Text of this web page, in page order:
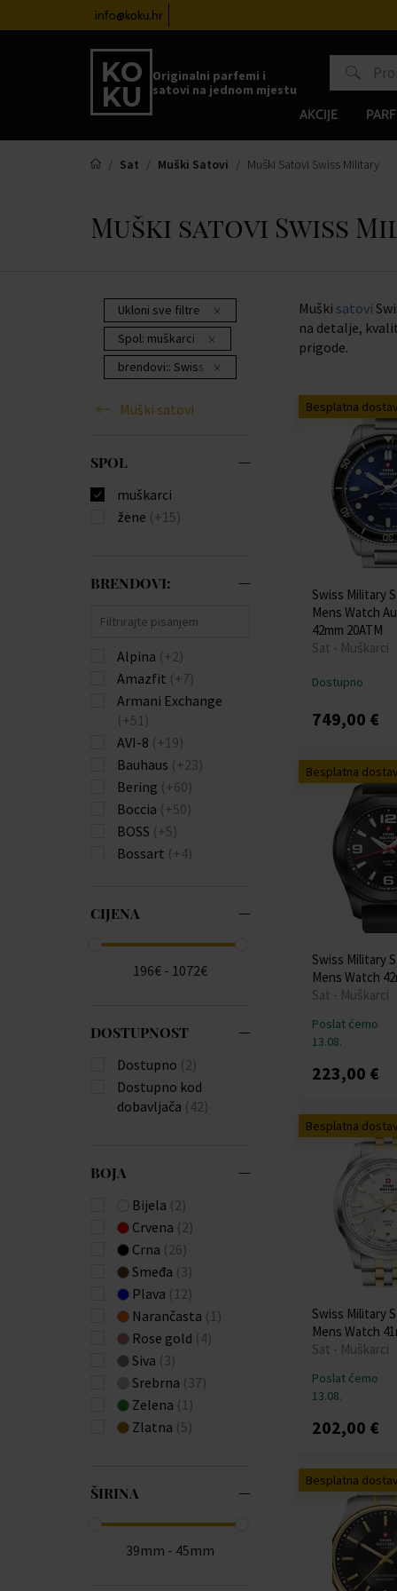
info@koku.hr
Originalni parfemi i
satovi na jednom mjestu
AKCIJE
Sat Muški Satovi Muški Satovi Swiss Military
Muški satovi Swiss
Ukloni sve filtre
Spol: muškarci
brendovi:: Swiss Military
Muški satovi
SPOL
muškarci
žene (+15)
BRENDOVI:
Alpina (+2)
Amazfit (+7)
Armani Exchange
(+51)
AVI-8 (+19)
Bauhaus (+23)
Bering (+60)
Boccia (+50)
BOSS (+5)
Bossart (+4)
Calvin Klein
Carl von Zeyten(+23)
Carneo (+18)
Claude Bernard
(+4)
Diesel(+136)
Donoval(+21)
(+196)
ETT Eco Tech Time
(+47)
Festina (+537)
Forever(+3)
Fossil(+3)
Frederique Constant
(+9)
Gant
(+39)
Garett
Garmin
(+7)
Guess (+406)
Hugo Boss
Jacques Lemans
(+143)
CIJENA
196€ - 1072€
DOSTUPNOST
Dostupno (2)
Dostupno kod
dobavljača (42)
BOJA
Bijela (2)
Crvena (2)
Crna (26)
Smeđa (3)
Plava (12)
Narančasta (1)
Rose gold (4)
Siva (3)
Srebrna (37)
Zelena (1)
Zlatna (5)
ŠIRINA
39mm - 45mm
Muški satovi
na detalje,
prigode.
Besplatna
Swiss Military
Mens Watch
42mm 20ATM
Sat - Muškarci
Dostupno
749,00 €
Besplatna
Swiss Military
Mens Watch
Sat - Muškarci
Poslat ćemo
13.08.
223,00 €
Besplatna
Swiss Military
Mens Watch
Sat - Muškarci
Poslat ćemo
13.08.
202,00 €
Besplatna